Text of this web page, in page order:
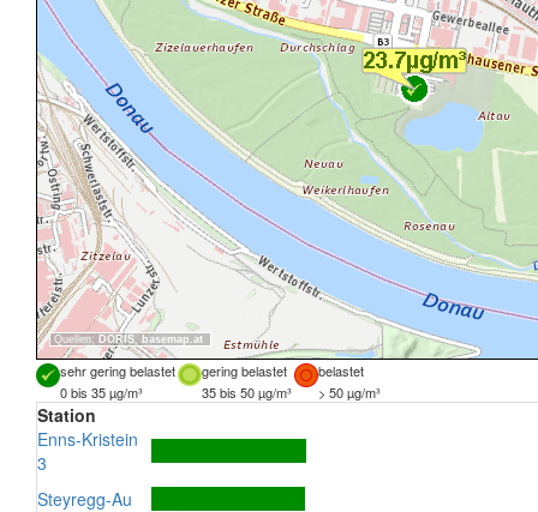
Quellen: DORIS, basemap.at
sehr gering belastet gering belastet
belastet
0 bis 35 µg/m³
35 bis 50 µg/m³ > 50 µg/m³
Station
Enns-Kristein
3
Steyregg-Au